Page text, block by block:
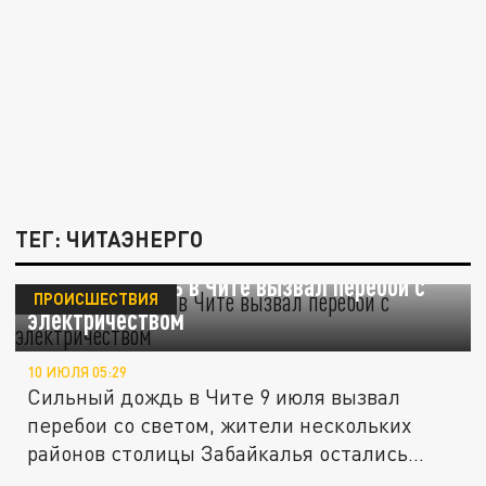
ТЕГ: ЧИТАЭНЕРГО
Сильный дождь в Чите вызвал перебои с
электричеством
ПРОИСШЕСТВИЯ
10 ИЮЛЯ 05:29
Сильный дождь в Чите 9 июля вызвал
перебои со светом, жители нескольких
районов столицы Забайкалья остались...